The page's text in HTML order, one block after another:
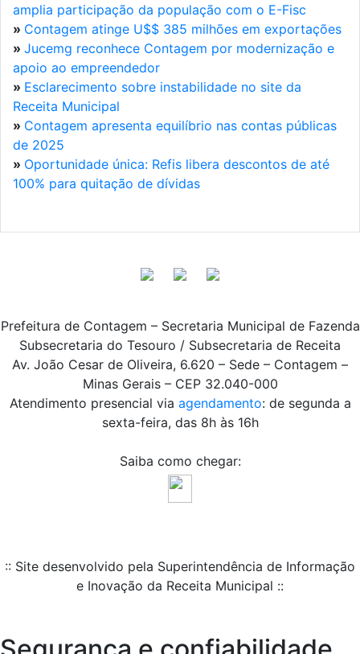
amplia participação da população com o E-Fisc
» Contagem atinge U$$ 385 milhões em exportações
» Jucemg reconhece Contagem por modernização e
apoio ao empreendedor
» Esclarecimento sobre instabilidade no site da
Receita Municipal
» Contagem apresenta equilíbrio nas contas públicas
de 2025
» Oportunidade única: Refis libera descontos de até
100% para quitação de dívidas
Prefeitura de Contagem – Secretaria Municipal de Fazenda
Subsecretaria do Tesouro / Subsecretaria de Receita
Av. João Cesar de Oliveira, 6.620 – Sede – Contagem –
Minas Gerais – CEP 32.040-000
Atendimento presencial via agendamento: de segunda a
sexta-feira, das 8h às 16h
Saiba como chegar:
:: Site desenvolvido pela Superintendência de Informação
e Inovação da Receita Municipal ::